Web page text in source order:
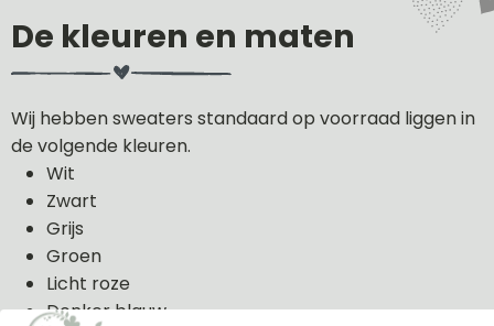
De kleuren en maten
Wij hebben sweaters standaard op voorraad liggen in
de volgende kleuren.
Wit
Zwart
Grijs
Groen
Licht roze
Donker blauw